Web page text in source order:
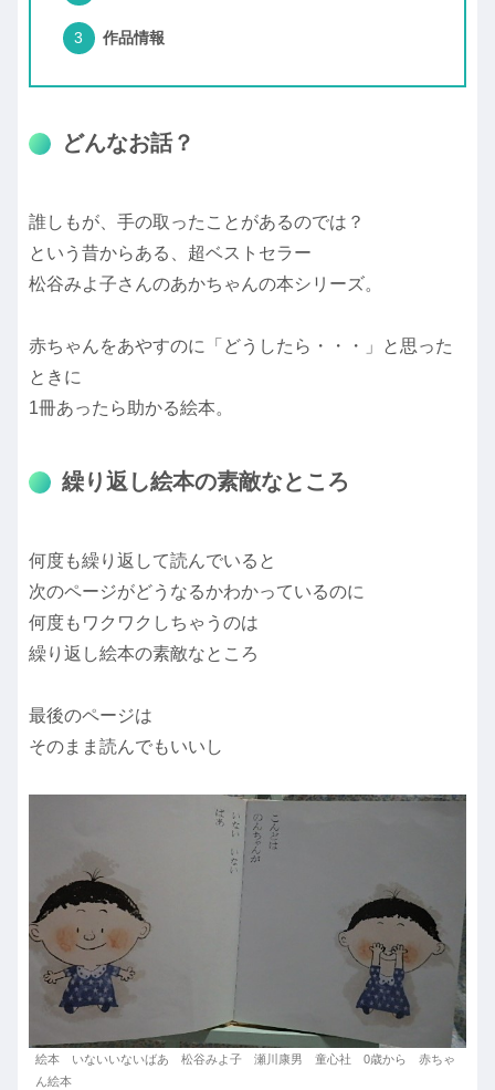
作品情報
どんなお話？
誰しもが、手の取ったことがあるのでは？
という昔からある、超ベストセラー
松谷みよ子さんのあかちゃんの本シリーズ。
赤ちゃんをあやすのに「どうしたら・・・」と思った
ときに
1冊あったら助かる絵本。
繰り返し絵本の素敵なところ
何度も繰り返して読んでいると
次のページがどうなるかわかっているのに
何度もワクワクしちゃうのは
繰り返し絵本の素敵なところ
最後のページは
そのまま読んでもいいし
絵本 いないいないばあ 松谷みよ子 瀬川康男 童心社 0歳から 赤ちゃ
ん絵本